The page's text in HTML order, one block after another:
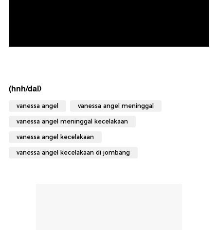
(hnh/dal)
vanessa angel vanessa angel meninggal
vanessa angel meninggal kecelakaan
vanessa angel kecelakaan
vanessa angel kecelakaan di jombang